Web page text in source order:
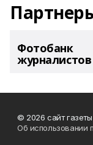
Фотобанк
© 2026 сайт
Об использовании